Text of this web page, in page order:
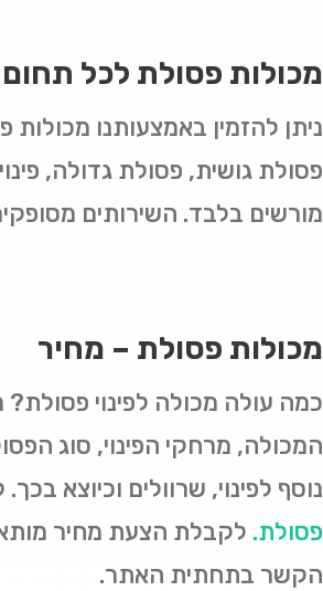
מכולות פסולת לכל תחום
ניתן להזמין באמצעותנו מכולות
פסולת גושית, פסולת גדולה,
מורשים בלבד. השירותים
מכולות פסולת – מחיר
המכולה, מרחקי הפינוי, סוג
נוסף לפינוי, שרוולים וכיוצא
פסולת. לקבלת הצעת מחיר
הקשר בתחתית האתר.